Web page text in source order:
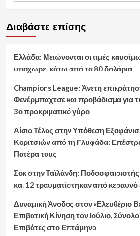
Διαβάστε επίσης
Ελλάδα: Μειώνονται οι τιμές
υποχωρεί κάτω από τα 80 δολάρια
Champions League: Άνετη
Φενέρμπαχτσε και προβάδισμα για
3ο προκριματικό γύρο
Αίσιο Τέλος στην Υπόθεση
Κοριτσιών από τη Γλυφάδα:
Πατέρα τους
Σοκ στην Ταϊλάνδη:
και 12 τραυματίστηκαν από
Δυναμική Άνοδος στον «Ελευθέριο
Επιβατική Κίνηση τον Ιούλιο,
Επιβάτες στο Επτάμηνο